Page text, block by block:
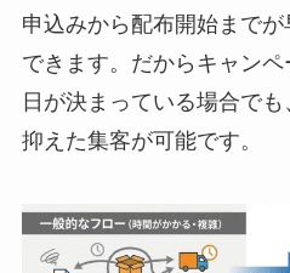
申込みから配布開始まで
できます。だからキャン
日が決まっている場合で
抑えた集客が可能です。